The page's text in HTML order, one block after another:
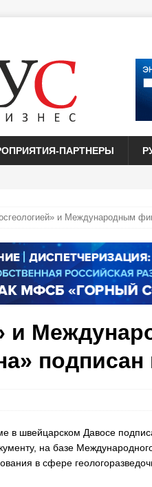
ПАРТНЕРЫ
и Международным
и
в швейцарском Давосе
на базе
в сфере